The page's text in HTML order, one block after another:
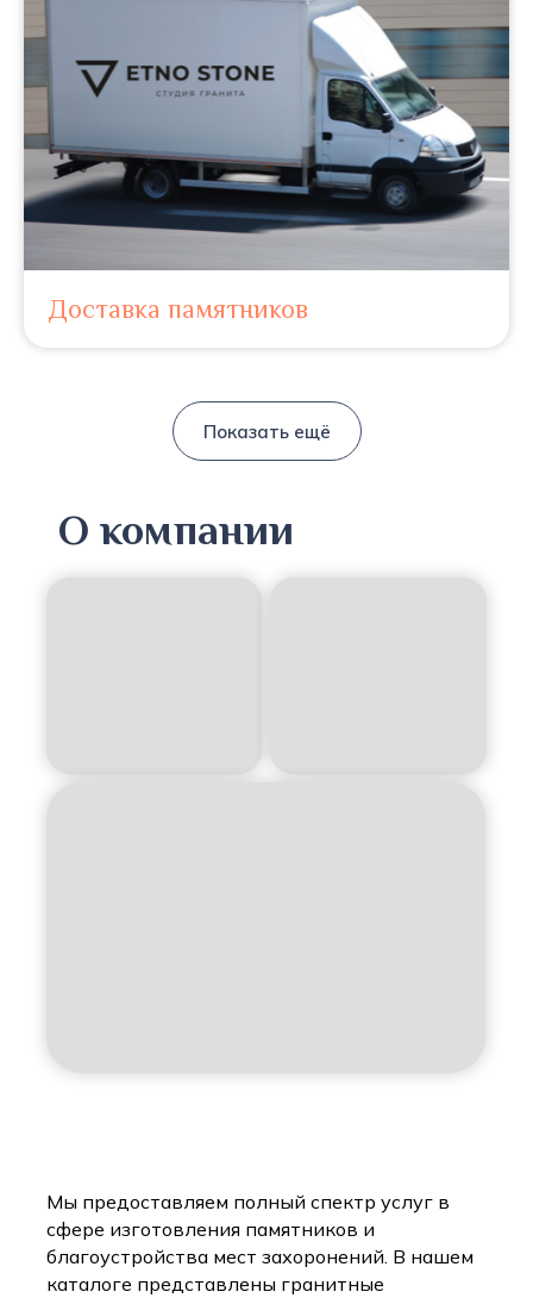
Доставка памятников
Показать ещё
Мы предоставляем полный спектр услуг в
сфере изготовления памятников и
благоустройства мест захоронений. В нашем
каталоге представлены гранитные
О компании